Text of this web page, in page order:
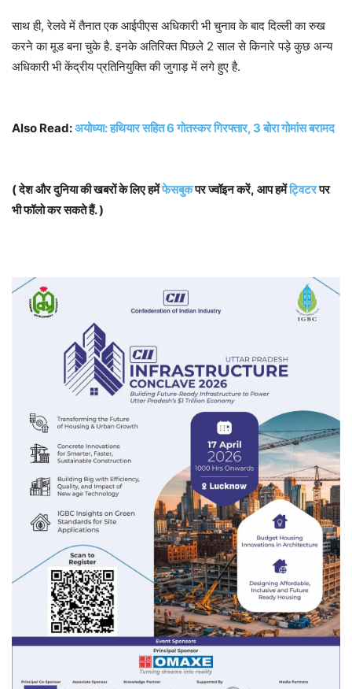
साथ ही, रेलवे में तैनात एक आईपीएस अधिकारी भी चुनाव के बाद दिल्ली का रुख
करने का मूड बना चुके है. इनके अतिरिक्त पिछले 2 साल से किनारे पड़े कुछ अन्य
अधिकारी भी केंद्रीय प्रतिनियुक्ति की जुगाड़ में लगे हुए है.
Also Read:अयोध्या: हथियार सहित 6 गोतस्कर गिरफ्तार, 3 बोरा गोमांस बरामद
( देश और दुनिया की खबरों के लिए हमेंफेसबुकपर ज्वॉइन करें, आप हमेंट्विटरपर
भी फॉलो कर सकते हैं. )